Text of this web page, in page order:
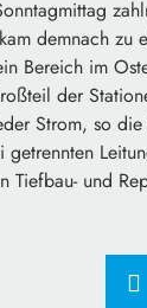
demnach zu
Bereich im
der
Strom, so
getrennten
Tiefbau- und